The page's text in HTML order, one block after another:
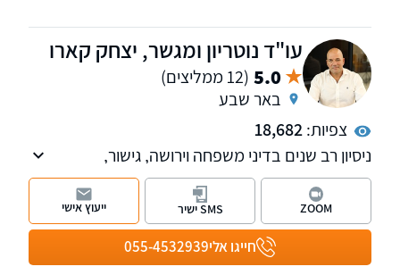
עו"ד נוטריון ומגשר, יצחק קארו
5.0 (12 ממליצים)
באר שבע
צפיות:18,682
ניסיון רב שנים בדיני משפחה וירושה, גישור,
מקרקעין, משפט אזרחי-מסחרי וחדלות פירעון. מתן
פתרונות מקצועיים ואסטרטגיים המותאמים אישית
לכל לקוח תוך ליווי צמוד לאורך כל ההליך
המשפטי. סניפים בתל-אביב ובבאר-שבע, שירות
בכל רחבי הארץ.
חייגו אלי055-4532939
ZOOM SMS ישיר ייעוץ אישי